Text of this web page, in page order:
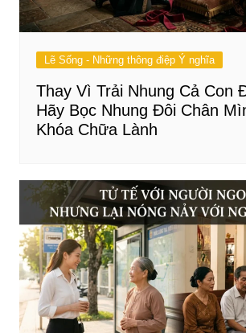
Lẽ Sống - Những thông điệp Ý nghĩa
Thay Vì Trải Nhung Cả Con
Hãy Bọc Nhung Đôi Chân
Khóa Chữa Lành